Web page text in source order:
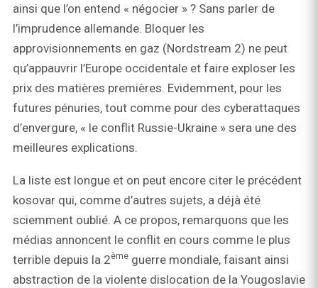
ainsi que l’on entend « négocier » ? Sans parler de
l’imprudence allemande. Bloquer les
approvisionnements en gaz (Nordstream 2) ne peut
qu’appauvrir l’Europe occidentale et faire exploser les
prix des matières premières. Evidemment, pour les
futures pénuries, tout comme pour des cyberattaques
d’envergure, « le conflit Russie-Ukraine » sera une des
meilleures explications.
La liste est longue et on peut encore citer le précédent
kosovar qui, comme d’autres sujets, a déjà été
sciemment oublié. A ce propos, remarquons que les
médias annoncent le conflit en cours comme le plus
terrible depuis la 2ème guerre mondiale, faisant ainsi
abstraction de la violente dislocation de la Yougoslavie